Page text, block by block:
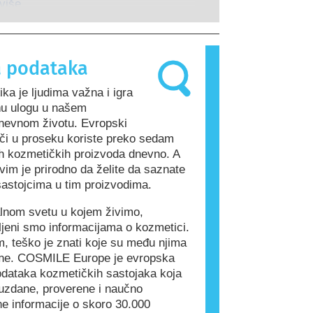
na supstance koje su bezopasne
naziva se alergen.
proizvodi i proizvodi za ličnu negu
sastojke koji mogu biti
neke ljude. To ne znači da proizvod
za druge ljude.
podataka
je ljudima važna i igra
ulogu u našem
životu. Evropski
u proseku koriste preko sedam
kozmetičkih proizvoda dnevno. A
je prirodno da želite da saznate
u tim proizvodima.
svetu u kojem živimo,
smo informacijama o kozmetici.
teško je znati koje su među njima
COSMILE Europe je evropska
kozmetičkih sastojaka koja
proverene i naučno
informacije o skoro 30.000